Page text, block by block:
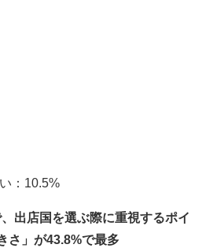
：10.5%
出店国を選ぶ際に重視するポイ
さ」が43.8%で最多